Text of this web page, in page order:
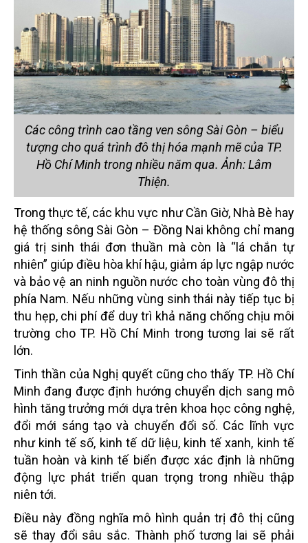
Các công trình cao tầng ven sông Sài Gòn – biểu
tượng cho quá trình đô thị hóa mạnh mẽ của TP.
Hồ Chí Minh trong nhiều năm qua. Ảnh: Lâm
Thiện.
Trong thực tế, các khu vực như Cần Giờ, Nhà Bè hay
hệ thống sông Sài Gòn – Đồng Nai không chỉ mang
giá trị sinh thái đơn thuần mà còn là “lá chắn tự
nhiên” giúp điều hòa khí hậu, giảm áp lực ngập nước
và bảo vệ an ninh nguồn nước cho toàn vùng đô thị
phía Nam. Nếu những vùng sinh thái này tiếp tục bị
thu hẹp, chi phí để duy trì khả năng chống chịu môi
trường cho TP. Hồ Chí Minh trong tương lai sẽ rất
lớn.
Tinh thần của Nghị quyết cũng cho thấy TP. Hồ Chí
Minh đang được định hướng chuyển dịch sang mô
hình tăng trưởng mới dựa trên khoa học công nghệ,
đổi mới sáng tạo và chuyển đổi số. Các lĩnh vực
như kinh tế số, kinh tế dữ liệu, kinh tế xanh, kinh tế
tuần hoàn và kinh tế biển được xác định là những
động lực phát triển quan trọng trong nhiều thập
niên tới.
Điều này đồng nghĩa mô hình quản trị đô thị cũng
sẽ thay đổi sâu sắc. Thành phố tương lai sẽ phải